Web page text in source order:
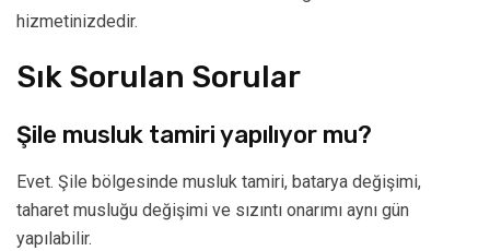
hizmetinizdedir.
Sık Sorulan Sorular
Şile musluk tamiri yapılıyor mu?
Evet. Şile bölgesinde musluk tamiri, batarya değişimi,
taharet musluğu değişimi ve sızıntı onarımı aynı gün
yapılabilir.